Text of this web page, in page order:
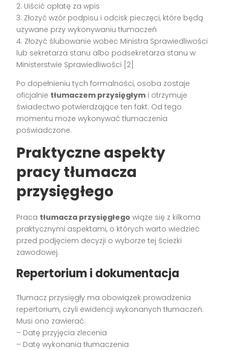
2. Uiścić opłatę za wpis
3. Złożyć wzór podpisu i odcisk pieczęci, które będą
używane przy wykonywaniu tłumaczeń
4. Złożyć ślubowanie wobec Ministra Sprawiedliwości
lub sekretarza stanu albo podsekretarza stanu w
Ministerstwie Sprawiedliwości [2]
Po dopełnieniu tych formalności, osoba zostaje
oficjalnie tłumaczem przysięgłym i otrzymuje
świadectwo potwierdzające ten fakt. Od tego
momentu może wykonywać tłumaczenia
poświadczone.
Praktyczne aspekty
pracy tłumacza
przysięgłego
Praca tłumacza przysięgłego wiąże się z kilkoma
praktycznymi aspektami, o których warto wiedzieć
przed podjęciem decyzji o wyborze tej ścieżki
zawodowej.
Repertorium i dokumentacja
Tłumacz przysięgły ma obowiązek prowadzenia
repertorium, czyli ewidencji wykonanych tłumaczeń.
Musi ono zawierać:
– Datę przyjęcia zlecenia
– Datę wykonania tłumaczenia